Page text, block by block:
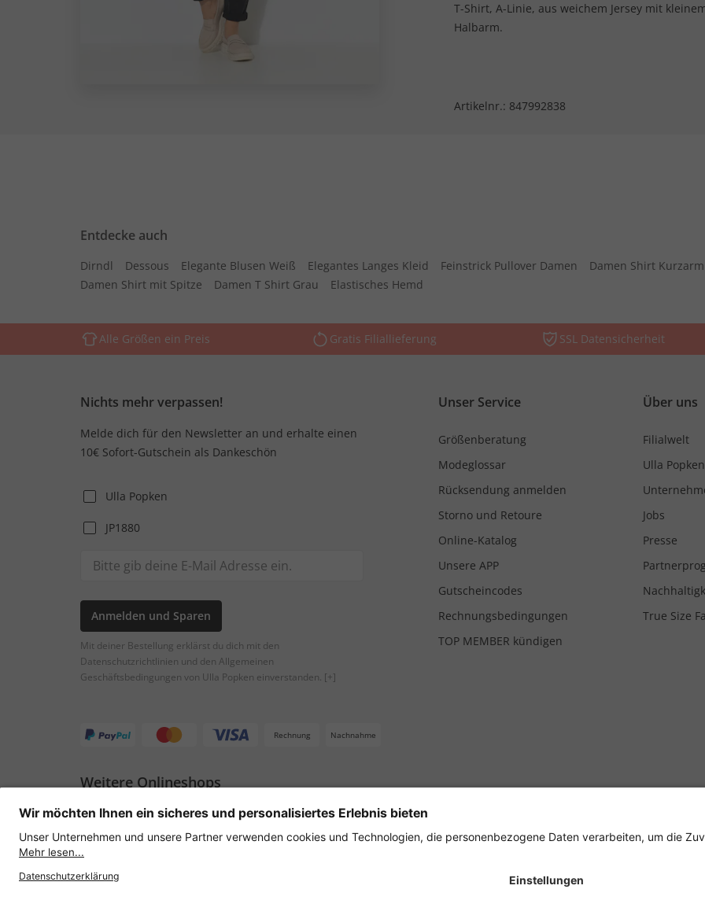
T-Shirt, A-Linie, aus weichem Jersey mit
Halbarm.
Artikelnr.: 847992838
Entdecke auch
Dirndl Dessous Elegante Blusen Weiß Elegantes Langes Kleid Feinstrick Pullover Damen
Damen Shirt Kurzarm
Damen Shirt mit Spitze
Damen T Shirt Grau Elastisches Hemd
Alle Größen ein Preis Gratis Filiallieferung SSL Datensicherheit
Nichts mehr verpassen!
Melde dich für den Newsletter an und erhalte einen
10€ Sofort-Gutschein als Dankeschön
Ulla Popken
JP1880
Anmelden und Sparen
Mit deiner Bestellung erklärst du dich mit den
Datenschutzrichtlinien und den Allgemeinen
Geschäftsbedingungen von Ulla Popken einverstanden. [+]
Unser Service
Größenberatung
Modeglossar
Rücksendung anmelden
Storno und Retoure
Online-Katalog
Unsere APP
Gutscheincodes
Rechnungsbedingungen
TOP MEMBER kündigen
Über uns
Filialwelt
Ulla
Jobs
Presse
True Size
Rechnung Nachnahme
Weitere Onlineshops
Österreich